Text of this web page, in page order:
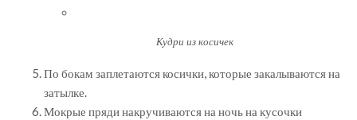
Кудри из косичек
По бокам заплетаются косички, которые закалываются на
затылке.
Мокрые пряди накручиваются на ночь на кусочки